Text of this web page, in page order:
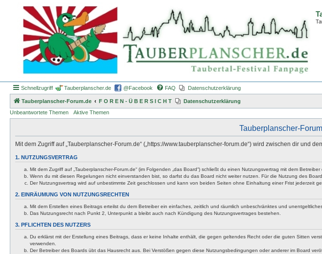
Schnellzugriff Tauberplanscher.de @Facebook FAQ Datenschutzerklärung
Tauberplanscher-Forum.de F O R E N - Ü B E R S I C H T
Datenschutzerklärung
Unbeantwortete Themen
Aktive Themen
Tauberplanscher-
Mit dem Zugriff auf „Tauberplanscher-Forum.de“ („https://www.tauberplanscher-forum.de“) wird zwischen dir und
1. NUTZUNGSVERTRAG
Mit dem Zugriff auf „Tauberplanscher-Forum.de“ (im Folgenden „das Board“) schließt du einen Nutzungsvertrag mit dem
Wenn du mit diesen Regelungen nicht einverstanden bist, so darfst du das Board nicht weiter nutzen. Für die Nutzung des
Der Nutzungsvertrag wird auf unbestimmte Zeit geschlossen und kann von beiden Seiten ohne Einhaltung einer Frist jederzeit
2. EINRÄUMUNG VON NUTZUNGSRECHTEN
Mit dem Erstellen eines Beitrags erteilst du dem Betreiber ein einfaches, zeitlich und räumlich unbeschränktes und
Das Nutzungsrecht nach Punkt 2, Unterpunkt a bleibt auch nach Kündigung des Nutzungsvertrages bestehen.
3. PFLICHTEN DES NUTZERS
Du erklärst mit der Erstellung eines Beitrags, dass er keine Inhalte enthält, die gegen geltendes Recht oder die guten Sitten
verwenden.
Der Betreiber des Boards übt das Hausrecht aus. Bei Verstößen gegen diese Nutzungsbedingungen oder anderer im Board